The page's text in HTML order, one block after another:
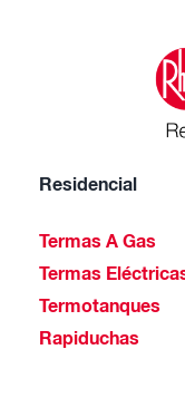
Residencial
Termas A Gas
Termas
Termotanques
Rapiduchas